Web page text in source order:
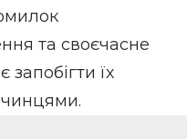
та своєчасне
їх